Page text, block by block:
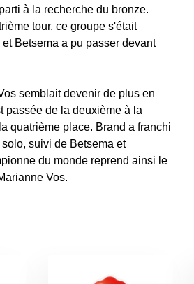
à la recherche du bronze.
tour, ce groupe s'était
Betsema a pu passer devant
semblait devenir de plus en
passée de la deuxième à la
quatrième place. Brand a franchi
suivi de Betsema et
du monde reprend ainsi le
Vos.